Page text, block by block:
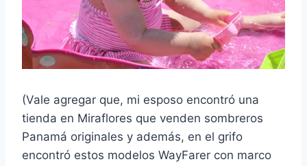
(Vale agregar que, mi esposo encontró una
tienda en Miraflores que venden sombreros
Panamá originales y además, en el grifo
encontró estos modelos WayFarer con marco